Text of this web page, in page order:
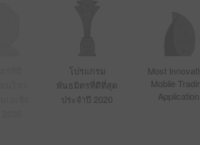
โปรแกรม
พันธมิตรที่ดีที่สุด
ประจำปี 2020
Most
Mobile
Application